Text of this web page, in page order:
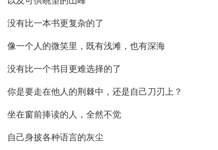
没有比一本书更复杂的了
像一个人的微笑里，既有浅滩，也有深海
没有比一个书目更难选择的了
你是要走在他人的荆棘中，还是自己刀刃上？
坐在窗前捧读的人，全然不觉
自己身披各种语言的灰尘